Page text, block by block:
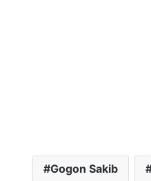
Gogon Sakib